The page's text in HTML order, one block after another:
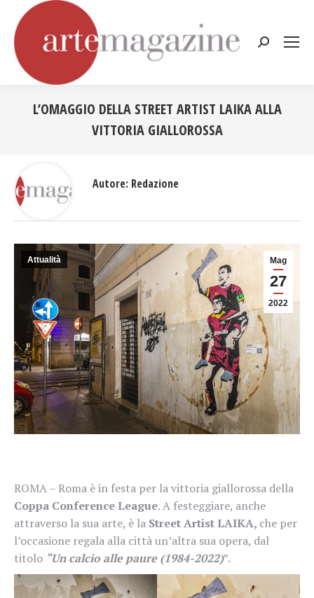
Cerca:
L’OMAGGIO DELLA STREET ARTIST LAIKA ALLA
VITTORIA GIALLOROSSA
Mag
27
2022
Attualità
ROMA – Roma è in festa per la vittoria giallorossa della
Coppa Conference League. A festeggiare, anche
attraverso la sua arte, è la Street Artist LAIKA, che per
l’occasione regala alla città un’altra sua opera, dal
titolo “Un calcio alle paure (1984-2022)”.
Autore: Redazione